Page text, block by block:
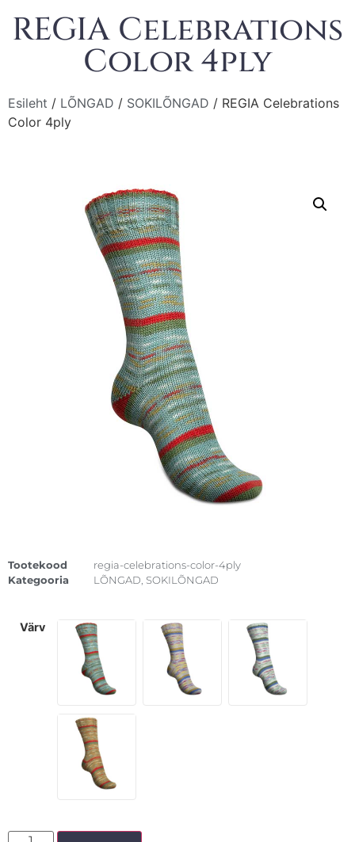
REGIA Celebrations
Color 4ply
Esileht / LÕNGAD / SOKILÕNGAD / REGIA Celebrations
Color 4ply
Tootekood
regia-celebrations-color-4ply
Kategooria
LÕNGAD SOKILÕNGAD
värv